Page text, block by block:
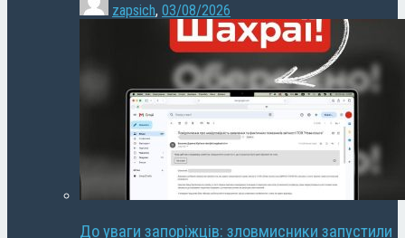
zapsich, 03/08/2026
До уваги запоріжців: зловмисники запустили